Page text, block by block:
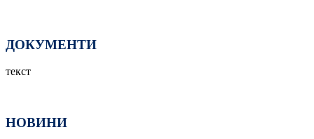
ДОКУМЕНТИ
текст
НОВИНИ